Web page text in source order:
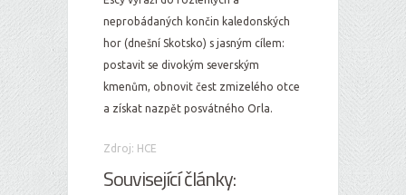
neprobádaných končin kaledonských
hor (dnešní Skotsko) s jasným cílem:
postavit se divokým severským
kmenům, obnovit čest zmizelého otce
a získat nazpět posvátného Orla.
Zdroj: HCE
Související články: